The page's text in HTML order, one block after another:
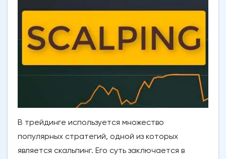
В трейдинге используется множество
популярных стратегий, одной из которых
является скальпинг. Его суть заключается в